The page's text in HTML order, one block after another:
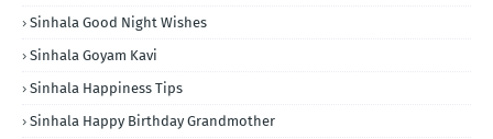
Sinhala Good Night Wishes
Sinhala Goyam Kavi
Sinhala Happiness Tips
Sinhala Happy Birthday Grandmother